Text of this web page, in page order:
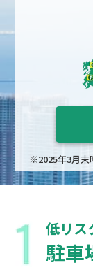
※2025年3月末
低リス
駐車